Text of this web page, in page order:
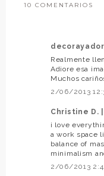
10 COMENTARIOS
Realmente
Adiore esa
Muchos
2/06/2013
Christine D.
i love
a work space
balance of
minimalism
2/06/2013